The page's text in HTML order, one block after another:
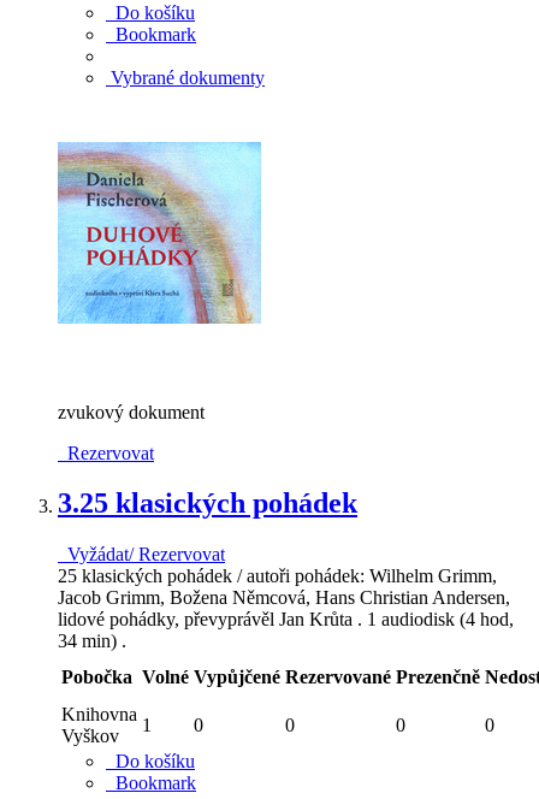
Do košíku
Bookmark
Vybrané dokumenty
zvukový dokument
Rezervovat
3.25 klasických pohádek
Vyžádat/ Rezervovat
25 klasických pohádek / autoři pohádek: Wilhelm Grimm,
Jacob Grimm, Božena Němcová, Hans Christian Andersen,
lidové pohádky, převyprávěl Jan Krůta . 1 audiodisk (4 hod,
34 min) .
Pobočka Volné Vypůjčené Rezervované Prezenčně
Knihovna
Vyškov
1 0 0 0
0
Do košíku
Bookmark